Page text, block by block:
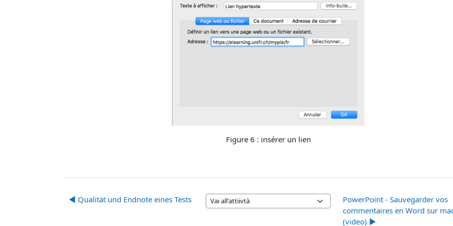
Figure 6 : insérer un lien
◀︎ Qualität und Endnote eines Tests
Vai all'attiivtà
PowerPoint - Sauvegarder vos
commentaires en Word sur
(video) ▶︎